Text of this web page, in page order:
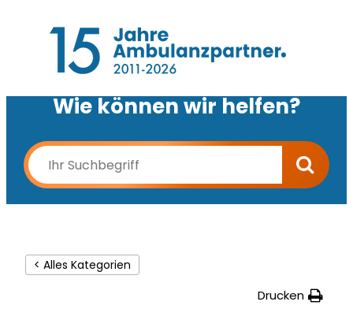
Wie können wir helfen?
< Alles Kategorien
Drucken